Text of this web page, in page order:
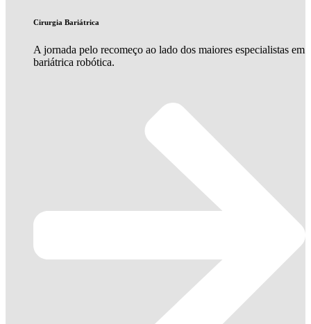
Cirurgia Bariátrica
A jornada pelo recomeço ao lado dos maiores especialistas em
bariátrica robótica.